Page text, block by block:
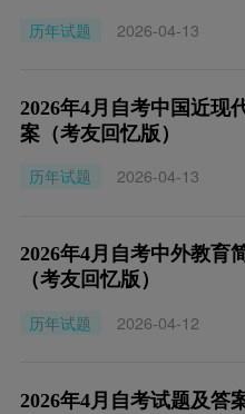
历年试题
2026-04-13
2026年4月自考中国近现
案（考友回忆版）
历年试题
2026-04-13
2026年4月自考中外教育
（考友回忆版）
历年试题
2026-04-12
2026年4月自考试题及答